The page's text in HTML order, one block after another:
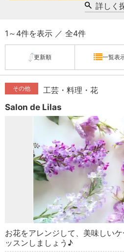
詳しく
1～4件を表示 ／ 全4件
更新順 一覧表
その他 工芸・料理・花
Salon de Lilas
お花をアレンジして、美味しい
ッスンしましょう♪